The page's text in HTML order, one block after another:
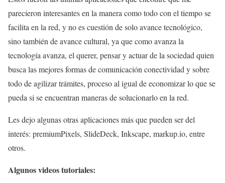
parecieron interesantes en la manera como todo con el tiempo se
facilita en la red, y no es cuestión de solo avance tecnológico,
sino también de avance cultural, ya que como avanza la
tecnología avanza, el querer, pensar y actuar de la sociedad quien
busca las mejores formas de comunicación conectividad y sobre
todo de agilizar trámites, proceso al igual de economizar lo que se
pueda si se encuentran maneras de solucionarlo en la red.
Les dejo algunas otras aplicaciones más que pueden ser del
interés: premiumPixels, SlideDeck, Inkscape, markup.io, entre
otros.
Algunos videos tutoriales: